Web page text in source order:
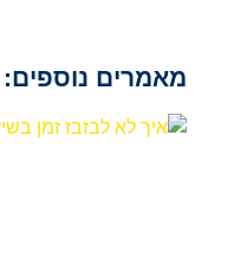
מאמרים נוספים: